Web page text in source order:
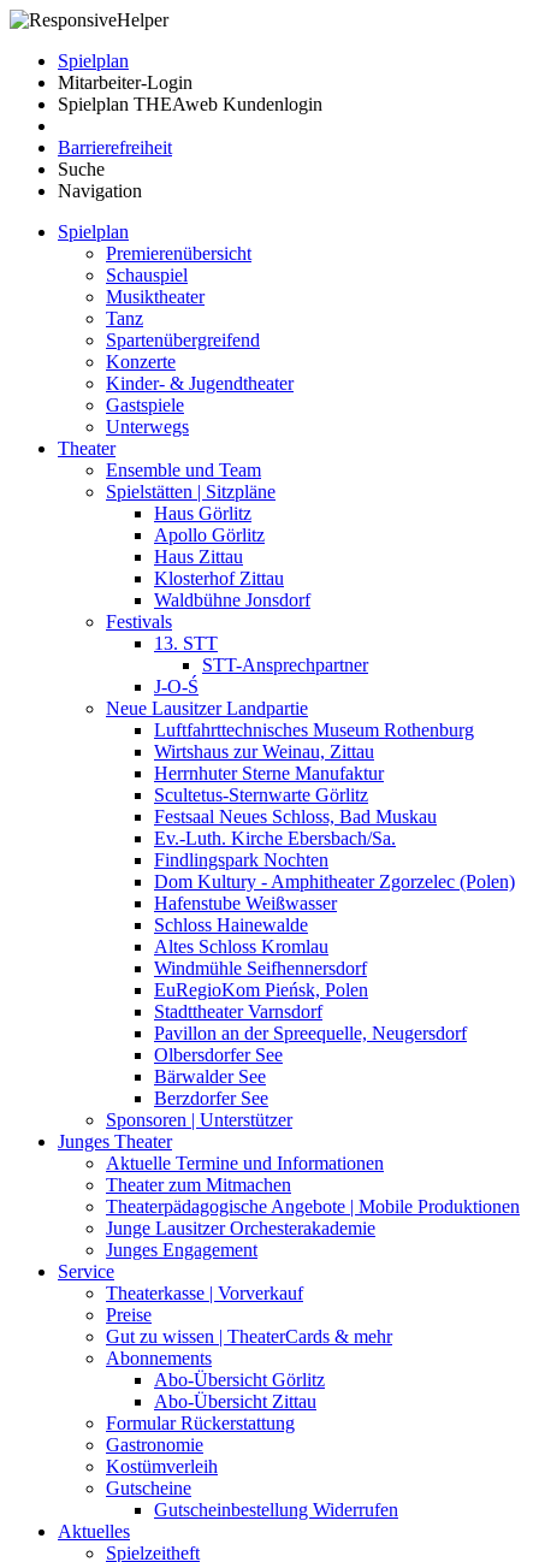
Spielplan
Mitarbeiter-Login
Spielplan THEAweb Kundenlogin
Barrierefreiheit
Suche
Navigation
Spielplan
Premierenübersicht
Schauspiel
Musiktheater
Tanz
Spartenübergreifend
Konzerte
Kinder- & Jugendtheater
Gastspiele
Unterwegs
Theater
Ensemble und Team
Spielstätten | Sitzpläne
Haus Görlitz
Apollo Görlitz
Haus Zittau
Klosterhof Zittau
Waldbühne Jonsdorf
Festivals
13. STT
STT-Ansprechpartner
J-O-Ś
Neue Lausitzer Landpartie
Luftfahrttechnisches Museum Rothenburg
Wirtshaus zur Weinau, Zittau
Herrnhuter Sterne Manufaktur
Scultetus-Sternwarte Görlitz
Festsaal Neues Schloss, Bad Muskau
Ev.-Luth. Kirche Ebersbach/­Sa.
Findlingspark Nochten
Dom Kultury - Amphitheater Zgorzelec (Polen)
Hafenstube Weißwasser
Schloss Hainewalde
Altes Schloss Kromlau
Windmühle Seifhennersdorf
EuRegioKom Pieńsk, Polen
Stadttheater Varnsdorf
Pavillon an der Spreequelle, Neugersdorf
Olbersdorfer See
Bärwalder See
Berzdorfer See
Sponsoren | Unterstützer
Junges Theater
Aktuelle Termine und Informationen
Theater zum Mitmachen
Theaterpädagogische Angebote | Mobile Produktionen
Junge Lausitzer Orchesterakademie
Junges Engagement
Service
Theaterkasse | Vorverkauf
Preise
Gut zu wissen | TheaterCards & mehr
Abonnements
Abo-Übersicht Görlitz
Abo-Übersicht Zittau
Formular Rückerstattung
Gastronomie
Kostümverleih
Gutscheine
Gutscheinbestellung Widerrufen
Aktuelles
Spielzeitheft